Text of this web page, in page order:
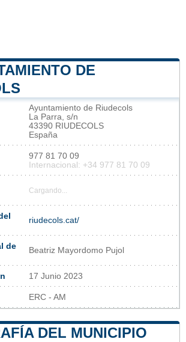
DE
Ayuntamiento de Riudecols
La Parra, s/n
43390 RIUDECOLS
España
977 81 70 09
Internacional: +34 977 81 70 09
Cargando...
riudecols.cat/
de
Beatriz Mayordomo Pujol
17 Junio 2023
ERC - AM
DEL MUNICIPIO